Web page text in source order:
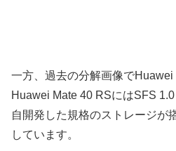
一方、過去の分解画像で
Huawei Mate 40 RSにはSFS
自開発した規格のストレージが
しています。